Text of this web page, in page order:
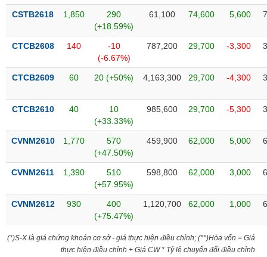
CSTB2618 1,850
290
(+18.59%)
61,100 74,600 5,600
CTCB2608 140
-10
(-6.67%)
787,200 29,700 -3,300
CTCB2609 60 20 (+50%) 4,163,300 29,700 -4,300
CTCB2610 40
10
(+33.33%)
985,600 29,700 -5,300
CVNM2610 1,770
570
(+47.50%)
459,900 62,000 5,000
CVNM2611 1,390
510
(+57.95%)
598,800 62,000 3,000
CVNM2612 930
400
(+75.47%)
1,120,700 62,000 1,000
(*)S-X là giá chứng khoán cơ sở - giá thực hiện điều chỉnh; (**)Hòa vốn = Giá
thực hiện điều chỉnh + Giá CW * Tỷ lệ chuyển đổi điều chỉnh
THÔNG
TIỆN
ÍCH
BẤT
SẢN
Mã
chứng
Cổ phiếu Chỉ số Chứng chỉ quỹ Chứng